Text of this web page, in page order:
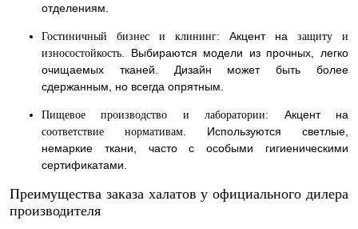
отделениям.
Гостиничный бизнес и клининг: Акцент на защиту и
износостойкость . Выбираются модели из прочных, легко
очищаемых тканей. Дизайн может быть более
сдержанным, но всегда опрятным.
Пищевое производство и лаборатории: Акцент на
соответствие нормативам . Используются светлые,
немаркие ткани, часто с особыми гигиеническими
сертификатами.
Преимущества заказа халатов у официального дилера
производителя